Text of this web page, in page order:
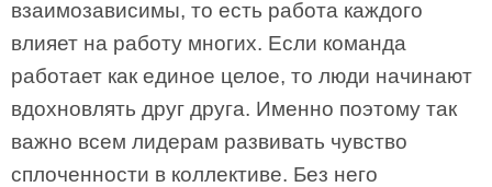
взаимозависимы, то есть работа каждого
влияет на работу многих. Если команда
работает как единое целое, то люди начинают
вдохновлять друг друга. Именно поэтому так
важно всем лидерам развивать чувство
сплоченности в коллективе. Без него